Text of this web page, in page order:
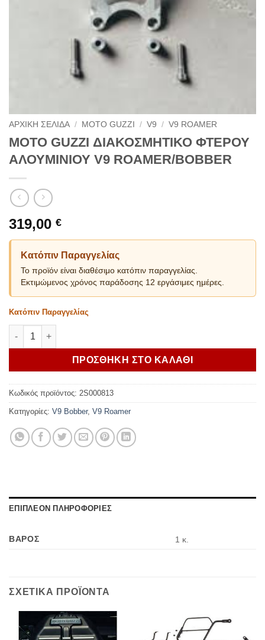
ΑΡΧΙΚΗ ΣΕΛΙΔΑ / MOTO GUZZI / V9 / V9 ROAMER
MOTO GUZZI ΔΙΑΚΟΣΜΗΤΙΚΟ ΦΤΕΡΟΥ
ΑΛΟΥΜΙΝΙΟΥ V9 ROAMER/BOBBER
319,00 €
Κατόπιν Παραγγελίας
Το προϊόν είναι διαθέσιμο κατόπιν παραγγελίας.
Εκτιμώμενος χρόνος παράδοσης 12 εργάσιμες ημέρες.
Κατόπιν Παραγγελίας
MOTO GUZZI ΔΙΑΚΟΣΜΗΤΙΚΟ ΦΤΕΡΟΥ ΑΛΟΥΜΙΝΙΟΥ V9
ΠΡΟΣΘΗΚΗ ΣΤΟ ΚΑΛΑΘΙ
Κωδικός προϊόντος: 2S000813
Κατηγορίες: V9 Bobber, V9 Roamer
ΕΠΙΠΛΕΟΝ ΠΛΗΡΟΦΟΡΙΕΣ
ΒΑΡΟΣ 1 κ.
ΣΧΕΤΙΚΑ ΠΡΟΪΟΝΤΑ